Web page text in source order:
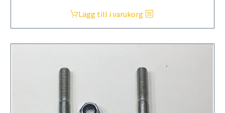
Lägg till i varukorg